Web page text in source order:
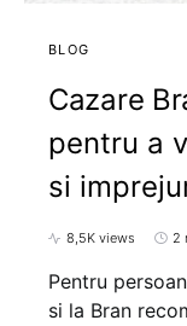
BLOG
Cazare
pentru a
si
8,5K views 2
Pentru
si la Bran